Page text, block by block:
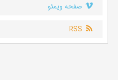
صفحه ویمئو